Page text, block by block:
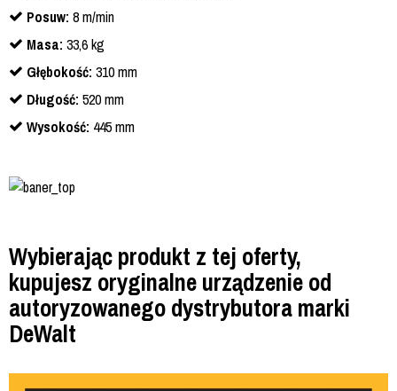
Posuw: 8 m/min
Masa: 33,6 kg
Głębokość: 310 mm
Długość: 520 mm
Wysokość: 445 mm
Wybierając produkt z tej oferty,
kupujesz oryginalne urządzenie od
autoryzowanego dystrybutora marki
DeWalt